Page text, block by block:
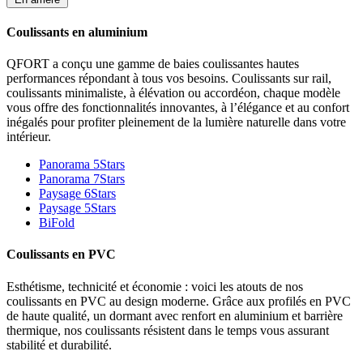
Coulissants en aluminium
QFORT a conçu une gamme de baies coulissantes hautes
performances répondant à tous vos besoins. Coulissants sur rail,
coulissants minimaliste, à élévation ou accordéon, chaque modèle
vous offre des fonctionnalités innovantes, à l’élégance et au confort
inégalés pour profiter pleinement de la lumière naturelle dans votre
intérieur.
Panorama 5Stars
Panorama 7Stars
Paysage 6Stars
Paysage 5Stars
BiFold
Coulissants en PVC
Esthétisme, technicité et économie : voici les atouts de nos
coulissants en PVC au design moderne. Grâce aux profilés en PVC
de haute qualité, un dormant avec renfort en aluminium et barrière
thermique, nos coulissants résistent dans le temps vous assurant
stabilité et durabilité.